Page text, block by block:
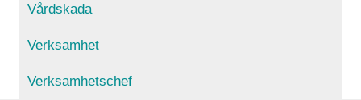
Vårdskada
Verksamhet
Verksamhetschef